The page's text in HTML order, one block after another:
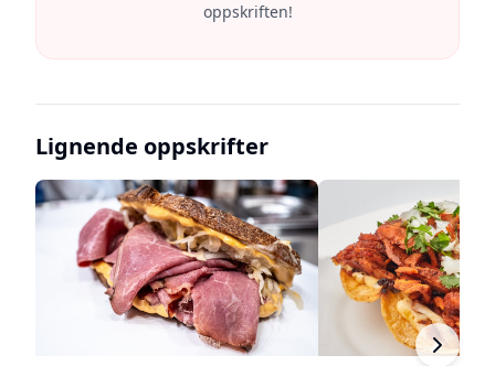
oppskriften!
Lignende oppskrifter